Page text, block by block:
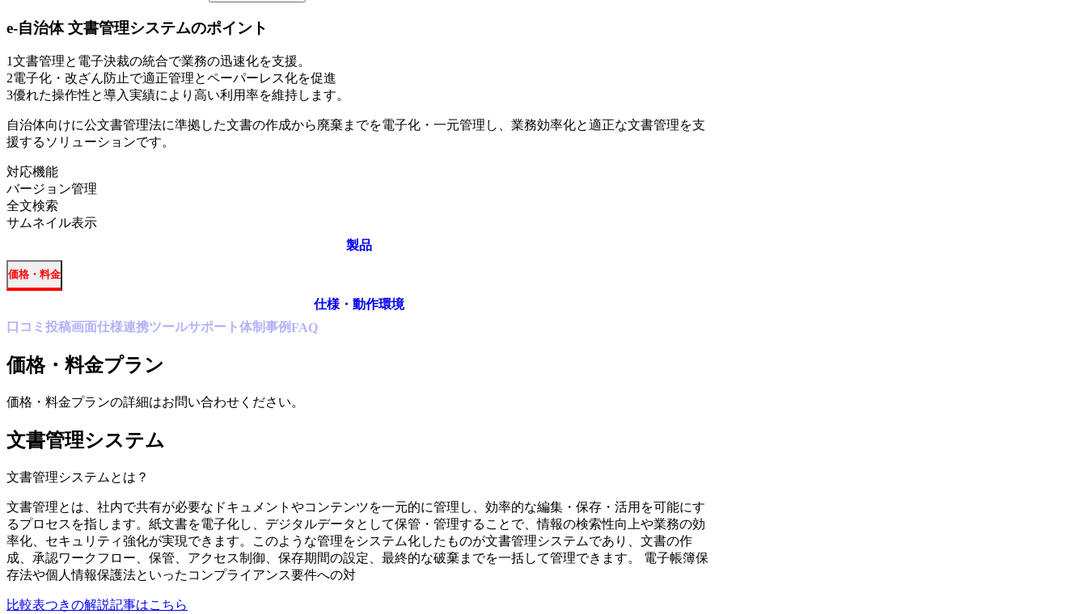
e-自治体 文書管理システムのポイント
1文書管理と電子決裁の統合で業務の迅速化を支援。
2電子化・改ざん防止で適正管理とペーパーレス化を促進
3優れた操作性と導入実績により高い利用率を維持します。
自治体向けに公文書管理法に準拠した文書の作成から廃棄までを電子化・一元管理し、業務効率化と適正な文書管理を支
援するソリューションです。
対応機能
バージョン管理
全文検索
サムネイル表示
製品
価格・料金
仕様・動作環境
口コミ 投稿画面仕様連携ツールサポート体制 事例FAQ
価格・料金プラン
価格・料金プランの詳細はお問い合わせください。
文書管理システム
文書管理システム とは？
文書管理とは、社内で共有が必要なドキュメントやコンテンツを一元的に管理し、効率的な編集・保存・活用を可能にす
るプロセスを指します。紙文書を電子化し、デジタルデータとして保管・管理することで、情報の検索性向上や業務の効
率化、セキュリティ強化が実現できます。このような管理をシステム化したものが文書管理システムであり、文書の作
成、承認ワークフロー、保管、アクセス制御、保存期間の設定、最終的な破棄までを一括して管理できます。 電子帳簿保
存法や個人情報保護法といったコンプライアンス要件への対
比較表つきの解説記事はこちら